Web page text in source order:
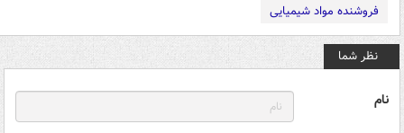
فروشنده مواد شیمیایی
نظر شما
نام